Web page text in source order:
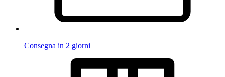
Consegna in 2 giorni